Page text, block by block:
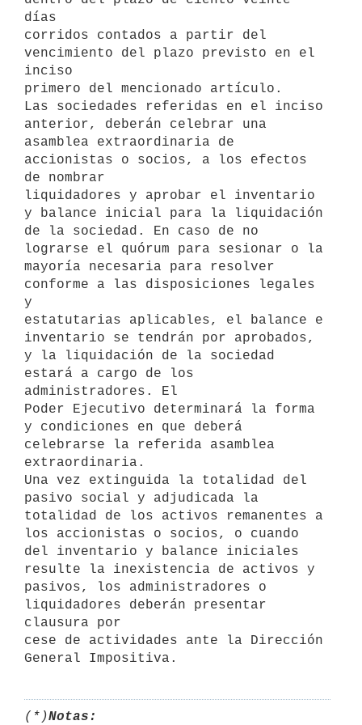
días
corridos contados a partir del
vencimiento del plazo previsto en el
inciso
primero del mencionado artículo.
Las sociedades referidas en el inciso
anterior, deberán celebrar una
asamblea extraordinaria de
accionistas o socios, a los efectos
de nombrar
liquidadores y aprobar el inventario
y balance inicial para la liquidación
de la sociedad. En caso de no
lograrse el quórum para sesionar o la
mayoría necesaria para resolver
conforme a las disposiciones legales
y
estatutarias aplicables, el balance e
inventario se tendrán por aprobados,
y la liquidación de la sociedad
estará a cargo de los
administradores. El
Poder Ejecutivo determinará la forma
y condiciones en que deberá
celebrarse la referida asamblea
extraordinaria.
Una vez extinguida la totalidad del
pasivo social y adjudicada la
totalidad de los activos remanentes a
los accionistas o socios, o cuando
del inventario y balance iniciales
resulte la inexistencia de activos y
pasivos, los administradores o
liquidadores deberán presentar
clausura por
cese de actividades ante la Dirección
(*)Notas: